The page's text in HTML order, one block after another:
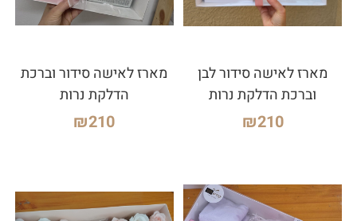
מארז לאישה סידור לבן
וברכת הדלקת נרות
₪210
מארז לאישה סידור וברכת
הדלקת נרות
₪210